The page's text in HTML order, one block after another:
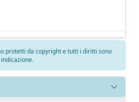
protetti da copyright e tutti i diritti sono